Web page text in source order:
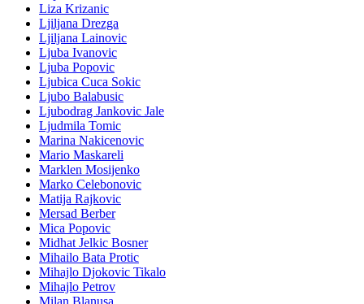
Liza Krizanic
Ljiljana Drezga
Ljiljana Lainovic
Ljuba Ivanovic
Ljuba Popovic
Ljubica Cuca Sokic
Ljubo Balabusic
Ljubodrag Jankovic Jale
Ljudmila Tomic
Marina Nakicenovic
Mario Maskareli
Marklen Mosijenko
Marko Celebonovic
Matija Rajkovic
Mersad Berber
Mica Popovic
Midhat Jelkic Bosner
Mihailo Bata Protic
Mihajlo Djokovic Tikalo
Mihajlo Petrov
Milan Blanusa